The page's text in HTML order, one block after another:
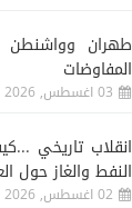
طهران
المفاوضات
03 اغسطس, 2026
انقلاب تاريخي
النفط والغاز حول
02 اغسطس, 2026